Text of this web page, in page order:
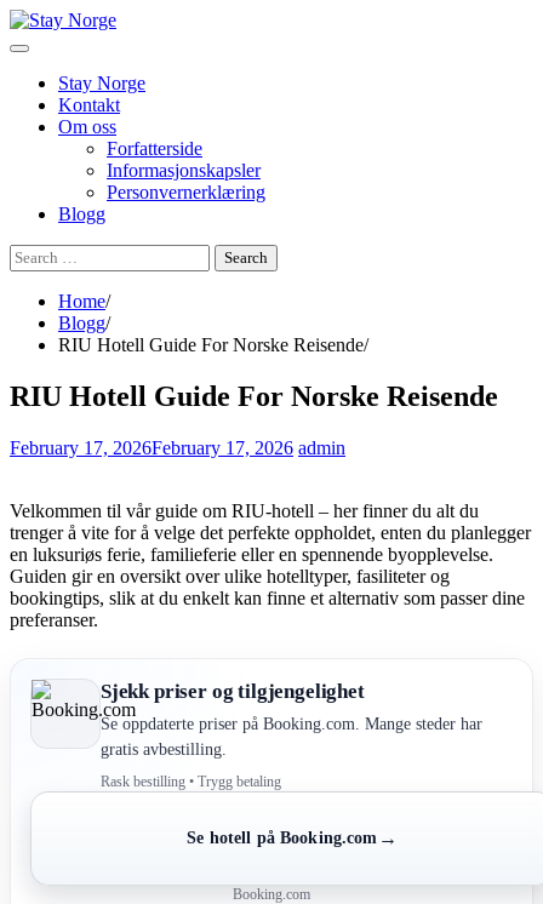
Skip
to
Stay Norge
Kontakt
Om oss
Forfatterside
Informasjonskapsler
Personvernerklæring
Blogg
Search
for:
Home
Blogg
RIU Hotell Guide For Norske Reisende
RIU Hotell Guide For Norske Reisende
February 17, 2026February 17, 2026 admin
Velkommen til vår guide om RIU-hotell – her finner du alt du
trenger å vite for å velge det perfekte oppholdet, enten du planlegger
en luksuriøs ferie, familieferie eller en spennende byopplevelse.
Guiden gir en oversikt over ulike hotelltyper, fasiliteter og
bookingtips, slik at du enkelt kan finne et alternativ som passer dine
preferanser.
Sjekk priser og tilgjengelighet
Se oppdaterte priser på Booking.com. Mange steder har
gratis avbestilling.
Rask bestilling • Trygg betaling
Se hotell på Booking.com →
Booking.com